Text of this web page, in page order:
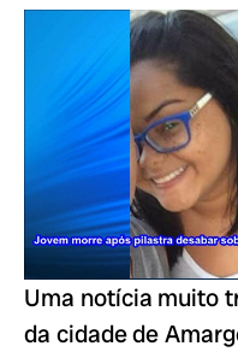
Uma notícia muito
da cidade de